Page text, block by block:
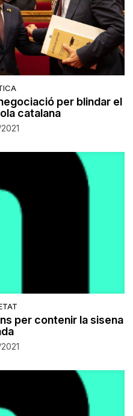
per blindar el
catalana
per contenir la sisena